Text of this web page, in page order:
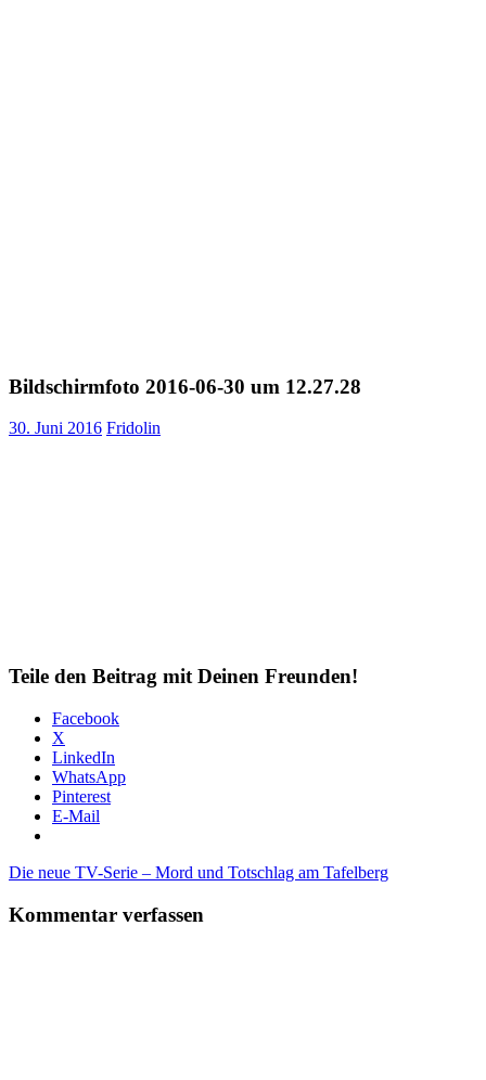
Bildschirmfoto 2016-06-30 um 12.27.28
30. Juni 2016 Fridolin
Teile den Beitrag mit Deinen Freunden!
Facebook
X
LinkedIn
WhatsApp
Pinterest
E-Mail
Beitragsnavigation
Vorheriger
Die neue TV-Serie – Mord und Totschlag am Tafelberg
Kommentar verfassen